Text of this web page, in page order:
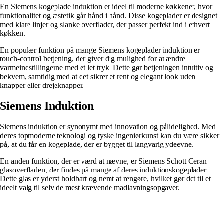
En Siemens kogeplade induktion er ideel til moderne køkkener, hvor
funktionalitet og æstetik går hånd i hånd. Disse kogeplader er designet
med klare linjer og slanke overflader, der passer perfekt ind i ethvert
køkken.
En populær funktion på mange Siemens kogeplader induktion er
touch-control betjening, der giver dig mulighed for at ændre
varmeindstillingerne med et let tryk. Dette gør betjeningen intuitiv og
bekvem, samtidig med at det sikrer et rent og elegant look uden
knapper eller drejeknapper.
Siemens Induktion
Siemens induktion er synonymt med innovation og pålidelighed. Med
deres topmoderne teknologi og tyske ingeniørkunst kan du være sikker
på, at du får en kogeplade, der er bygget til langvarig ydeevne.
En anden funktion, der er værd at nævne, er Siemens Schott Ceran
glasoverfladen, der findes på mange af deres induktionskogeplader.
Dette glas er yderst holdbart og nemt at rengøre, hvilket gør det til et
ideelt valg til selv de mest krævende madlavningsopgaver.